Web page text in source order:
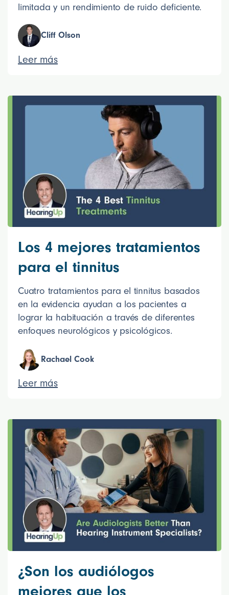
limitada y un rendimiento de ruido deficiente.
Cliff Olson
Leer más
Los 4 mejores tratamientos
para el tinnitus
Cuatro tratamientos para el tinnitus basados
en la evidencia ayudan a los pacientes a
lograr la habituación a través de diferentes
enfoques neurológicos y psicológicos.
Rachael Cook
Leer más
¿Son los audiólogos
mejores que los